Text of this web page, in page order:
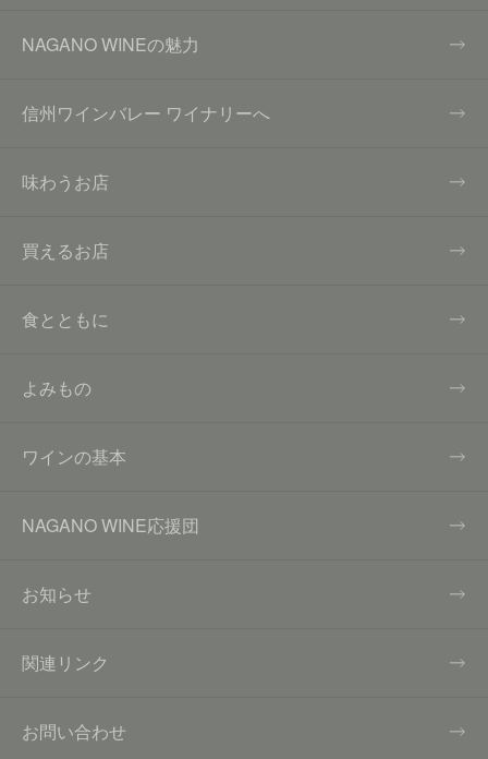
NAGANO WINEの魅力
信州ワインバレー ワイナリーへ
味わうお店
買えるお店
食とともに
よみもの
ワインの基本
NAGANO WINE応援団
お知らせ
関連リンク
お問い合わせ